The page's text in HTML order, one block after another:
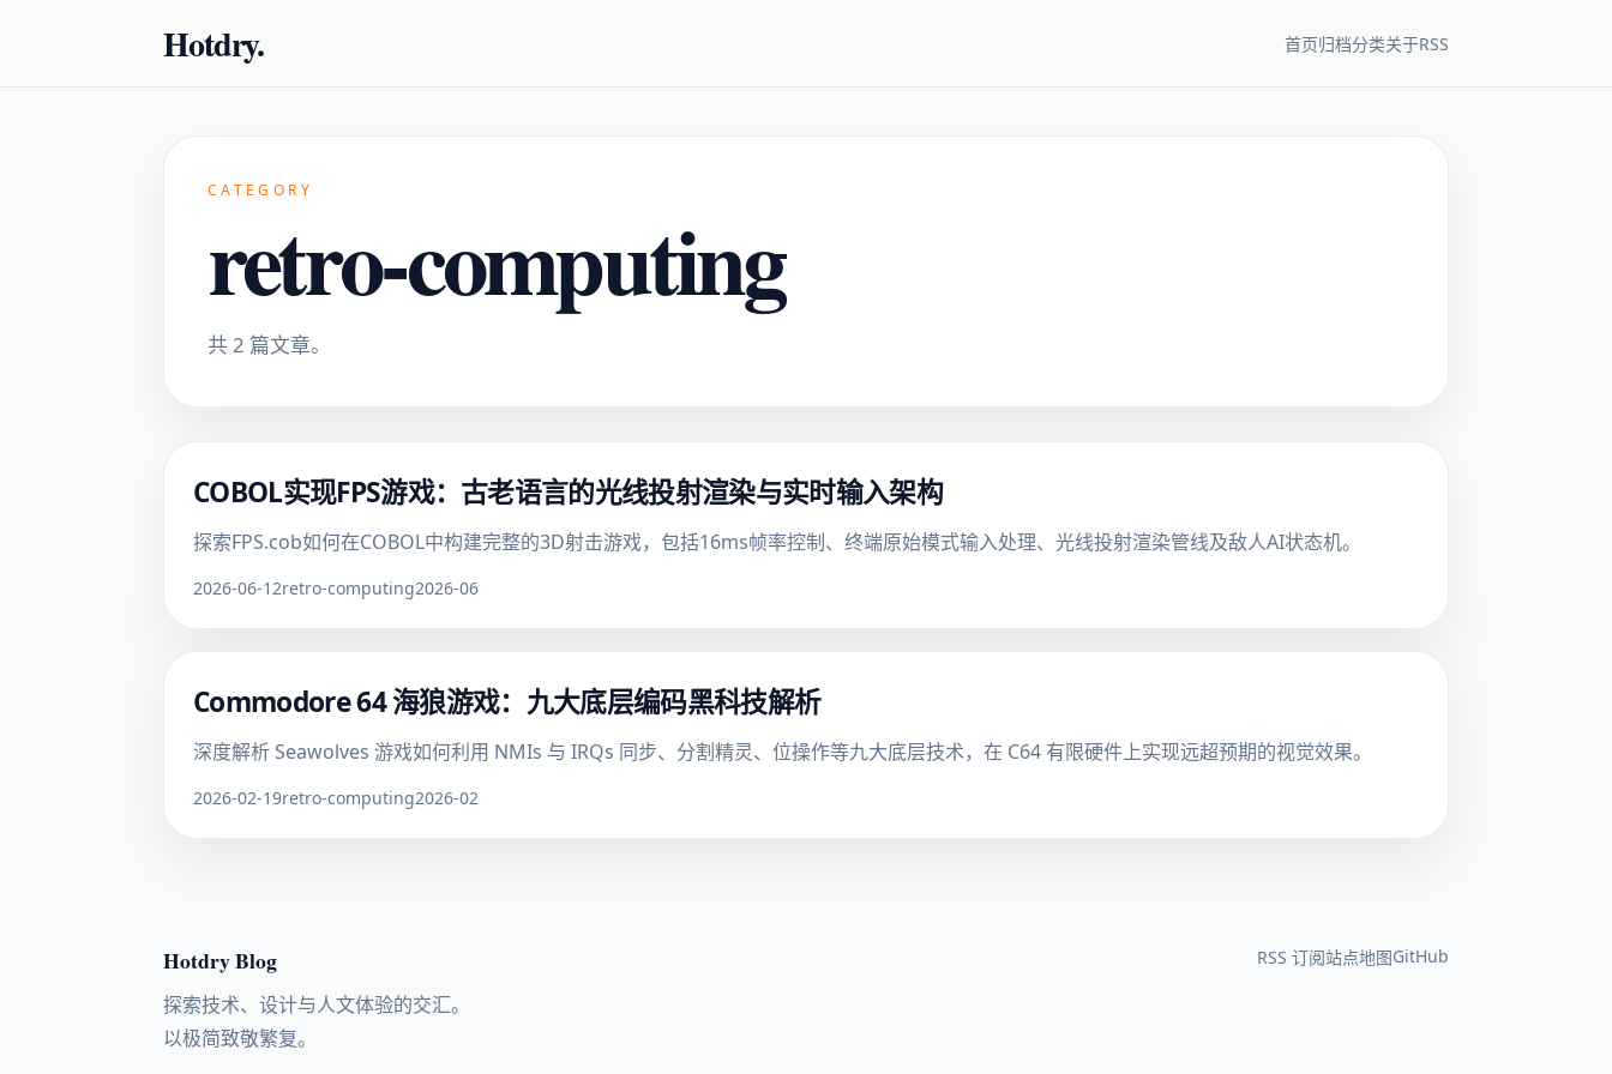
Hotdry. 首页归档分类关于RSS
CATEGORY
retro-computing
共 2 篇文章。
COBOL实现FPS游戏：古老语言的光线投射渲染与实时输入架构
探索FPS.cob如何在COBOL中构建完整的3D射击游戏，包括16ms帧率控制、终端原始模式输入处理、光线投射渲染管线及敌人AI状态机。
2026-06-12retro-computing2026-06
Commodore 64 海狼游戏：九大底层编码黑科技解析
深度解析 Seawolves 游戏如何利用 NMIs 与 IRQs 同步、分割精灵、位操作等九大底层技术，在 C64 有限硬件上实现远超预期的视觉效果。
2026-02-19retro-computing2026-02
Hotdry Blog
探索技术、设计与人文体验的交汇。
以极简致敬繁复。
RSS 订阅站点地图GitHub